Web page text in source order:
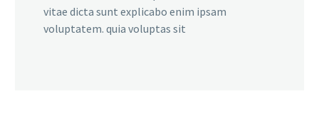
vitae dicta sunt explicabo enim ipsam
voluptatem. quia voluptas sit